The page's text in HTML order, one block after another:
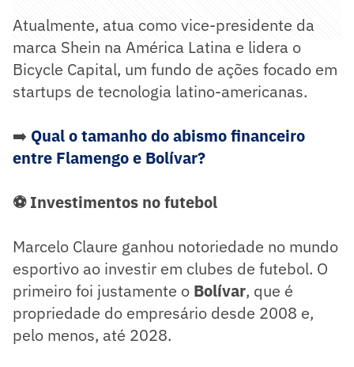
Atualmente, atua como vice-presidente da
marca Shein na América Latina e lidera o
Bicycle Capital, um fundo de ações focado em
startups de tecnologia latino-americanas.
➡️ Qual o tamanho do abismo financeiro
entre Flamengo e Bolívar?
⚽ Investimentos no futebol
Marcelo Claure ganhou notoriedade no mundo
esportivo ao investir em clubes de futebol. O
primeiro foi justamente o Bolívar, que é
propriedade do empresário desde 2008 e,
pelo menos, até 2028.